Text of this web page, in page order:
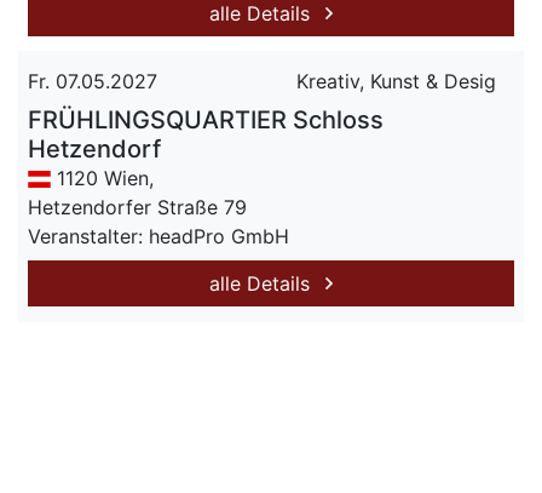
alle Details
Fr. 07.05.2027 Kreativ, Kunst & Desig
FRÜHLINGSQUARTIER Schloss
Hetzendorf
1120 Wien,
Hetzendorfer Straße 79
Veranstalter: headPro GmbH
alle Details